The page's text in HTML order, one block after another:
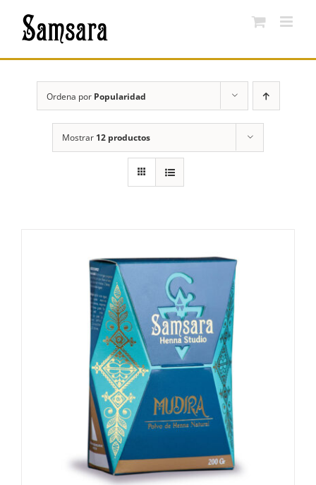
contenido
Ordena por Popularidad
Mostrar 12 productos
DETALLES